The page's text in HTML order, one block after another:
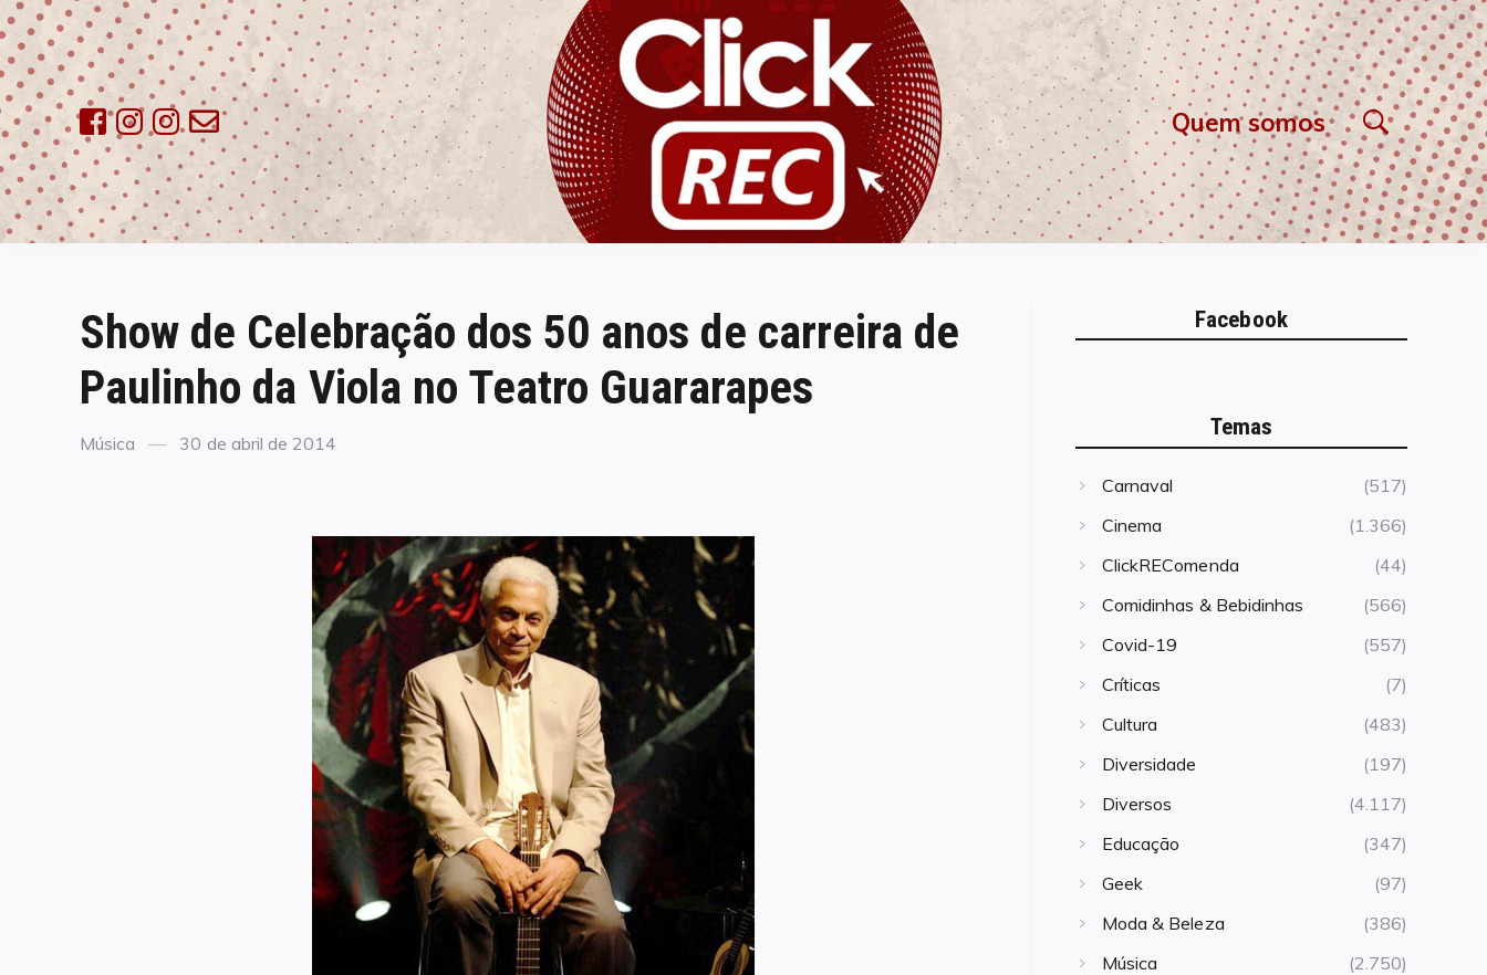
Skip
to
content
ClickREC Quem somos
Show de Celebração dos 50 anos de carreira de
Paulinho da Viola no Teatro Guararapes
Categories
Música
Posted
30 de abril de 2014
Facebook
Temas
Carnaval
(517)
Cinema
(1.366)
ClickREComenda
(44)
Comidinhas & Bebidinhas
(566)
Covid-19
(557)
Críticas
(7)
Cultura
(483)
Diversidade
(197)
Diversos
(4.117)
Educação
(347)
Geek
(97)
Moda & Beleza
(386)
Música
(2.750)